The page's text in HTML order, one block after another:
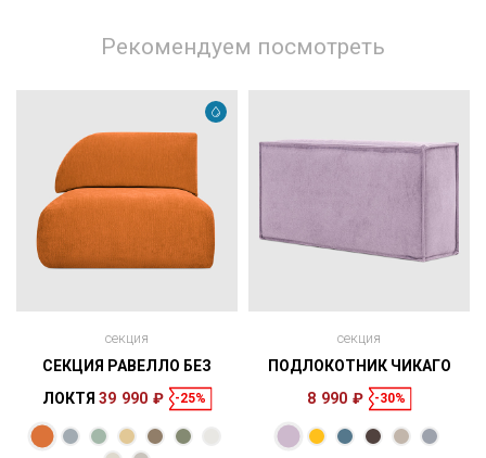
Рекомендуем посмотреть
Размеры
Спальное
секция
СЕКЦИЯ РАВЕЛЛО БЕЗ
ЛОКТЯ 39 990 ₽ -25%
секция
ПОДЛОКОТНИК ЧИКАГО
8 990 ₽
-30%